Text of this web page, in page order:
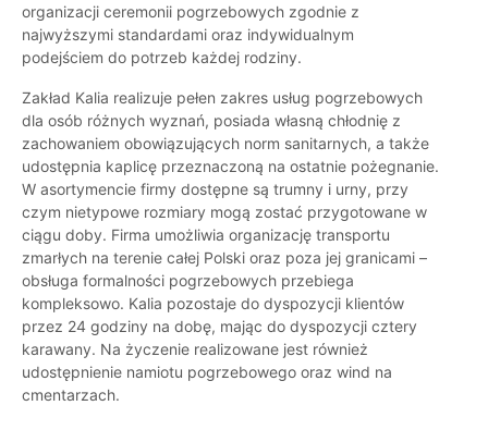
organizacji ceremonii pogrzebowych zgodnie z
najwyższymi standardami oraz indywidualnym
podejściem do potrzeb każdej rodziny.
Zakład Kalia realizuje pełen zakres usług pogrzebowych
dla osób różnych wyznań, posiada własną chłodnię z
zachowaniem obowiązujących norm sanitarnych, a także
udostępnia kaplicę przeznaczoną na ostatnie pożegnanie.
W asortymencie firmy dostępne są trumny i urny, przy
czym nietypowe rozmiary mogą zostać przygotowane w
ciągu doby. Firma umożliwia organizację transportu
zmarłych na terenie całej Polski oraz poza jej granicami –
obsługa formalności pogrzebowych przebiega
kompleksowo. Kalia pozostaje do dyspozycji klientów
przez 24 godziny na dobę, mając do dyspozycji cztery
karawany. Na życzenie realizowane jest również
udostępnienie namiotu pogrzebowego oraz wind na
cmentarzach.